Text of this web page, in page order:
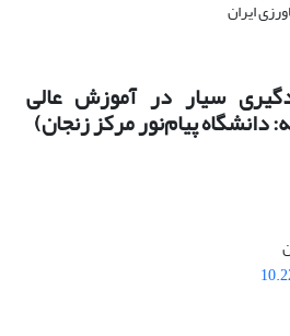
سیار در آموزش عالی
دانشگاه پیام‌نور مرکز زنجان)